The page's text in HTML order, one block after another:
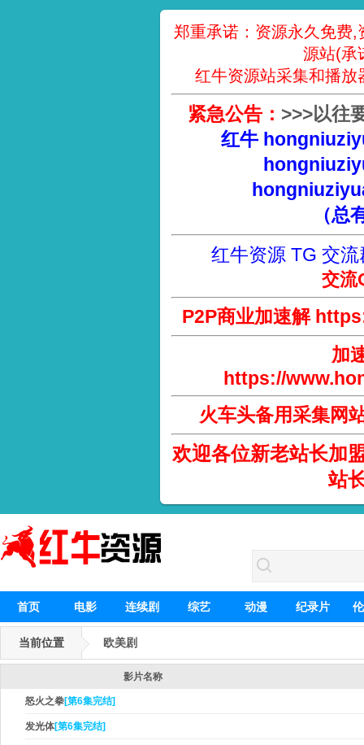
郑重承诺：资源永久免费
源站(承
红牛资源站采集和播放
紧急公告： >>>以往
红牛
（总
红牛资源 TG 交流
交流
P2P商业加速解
加
https://
火车头备用采集网
欢迎各位新老站长加
站
首页 电影 连续剧 综艺 动漫 纪录片
当前位置 欧美剧
影片名称
怒火之拳[第6集完结]
发光体[第6集完结]